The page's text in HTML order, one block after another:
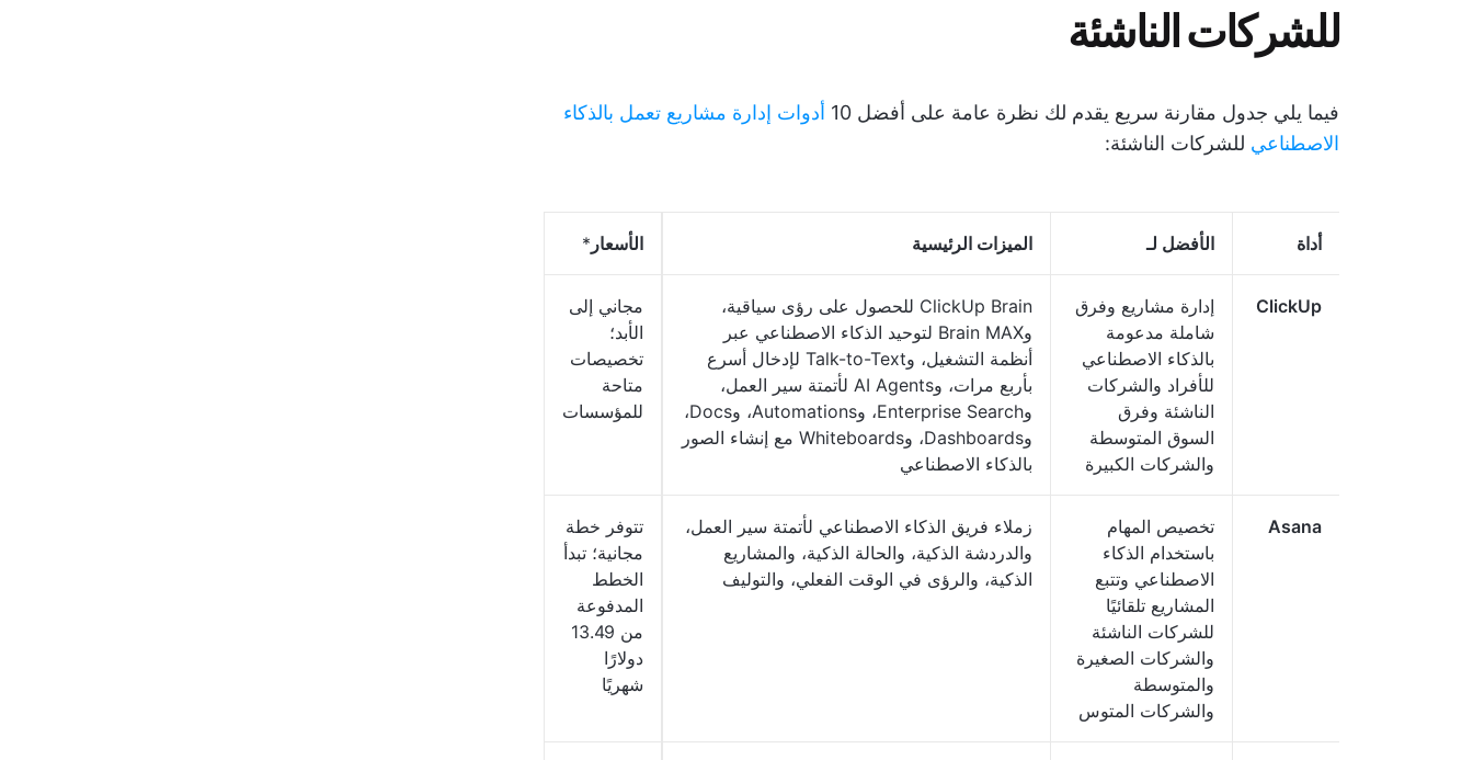
للشركات الناشئة
فيما يلي جدول مقارنة سريع يقدم لك نظرة عامة على أفضل 10
أدوات إدارة مشاريع تعمل بالذكاء
الاصطناعي للشركات الناشئة:
أداة الأفضل لـ الميزات الرئيسية الأسعار *
ClickUp
إدارة مشاريع وفرق
شاملة مدعومة
بالذكاء الاصطناعي
للأفراد والشركات
الناشئة وفرق
السوق المتوسطة
والشركات الكبيرة
ClickUp Brain للحصول على رؤى سياقية،
وBrain MAX لتوحيد الذكاء الاصطناعي عبر
أنظمة التشغيل، وTalk-to-Text لإدخال أسرع
بأربع مرات، وAI Agents لأتمتة سير العمل،
وEnterprise Search، وAutomations، وDocs،
وDashboards، وWhiteboards مع إنشاء الصور
بالذكاء الاصطناعي
مجاني إلى
الأبد؛
تخصيصات
متاحة
للمؤسسات
Asana
تخصيص المهام
باستخدام الذكاء
الاصطناعي وتتبع
المشاريع تلقائيًا
للشركات الناشئة
والشركات الصغيرة
والمتوسطة
والشركات المتوس
زملاء فريق الذكاء الاصطناعي لأتمتة سير العمل،
والدردشة الذكية، والحالة الذكية، والمشاريع
الذكية، والرؤى في الوقت الفعلي، والتوليف
تتوفر خطة
مجانية؛ تبدأ
الخطط
المدفوعة
من 13.49
دولارًا
شهريًا